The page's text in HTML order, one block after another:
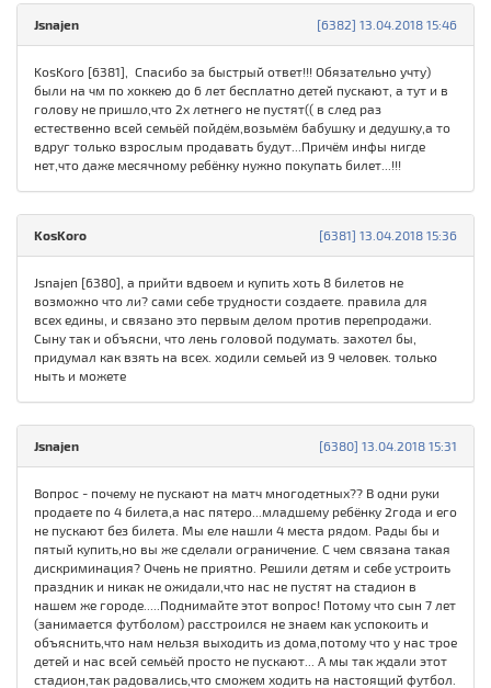
[6382] 13.04.2018 15:46
Jsnajen
KosKoro [6381], Спасибо за быстрый ответ!!! Обязательно учту)
были на чм по хоккею до 6 лет бесплатно детей пускают, а тут и в
голову не пришло,что 2х летнего не пустят(( в след раз
естественно всей семьёй пойдём,возьмём бабушку и дедушку,а то
вдруг только взрослым продавать будут...Причём инфы нигде
нет,что даже месячному ребёнку нужно покупать билет...!!!
[6381] 13.04.2018 15:36
KosKoro
Jsnajen [6380], а прийти вдвоем и купить хоть 8 билетов не
возможно что ли? сами себе трудности создаете. правила для
всех едины, и связано это первым делом против перепродажи.
Сыну так и объясни, что лень головой подумать. захотел бы,
придумал как взять на всех. ходили семьей из 9 человек. только
ныть и можете
[6380] 13.04.2018 15:31
Jsnajen
Вопрос - почему не пускают на матч многодетных?? В одни руки
продаете по 4 билета,а нас пятеро...младшему ребёнку 2года и его
не пускают без билета. Мы еле нашли 4 места рядом. Рады бы и
пятый купить,но вы же сделали ограничение. С чем связана такая
дискриминация? Очень не приятно. Решили детям и себе устроить
праздник и никак не ожидали,что нас не пустят на стадион в
нашем же городе.....Поднимайте этот вопрос! Потому что сын 7 лет
(занимается футболом) расстроился не знаем как успокоить и
объяснить,что нам нельзя выходить из дома,потому что у нас трое
детей и нас всей семьёй просто не пускают... А мы так ждали этот
стадион,так радовались,что сможем ходить на настоящий футбол.